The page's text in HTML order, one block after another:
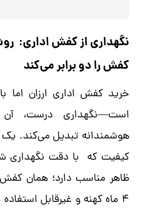
نگهداری از کفش اداری:
کفش را دو برابر می‌کند
خرید کفش اداری ارزان اما
است—نگهداری درست، آن
هوشمندانه تبدیل می‌کند. یک
ظاهر مناسب دارد؛ همان
۴ ماه کهنه و غیرقابل